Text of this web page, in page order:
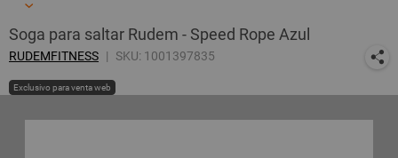
Soga para saltar Rudem - Speed Rope Azul
RUDEMFITNESS SKU: 1001397835
Exclusivo para venta web